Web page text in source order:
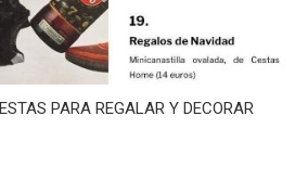
PARA REGALAR Y DECORAR